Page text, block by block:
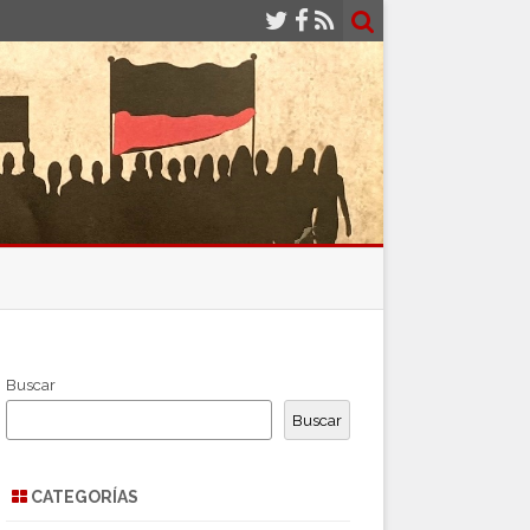
Buscar
Buscar
CATEGORÍAS